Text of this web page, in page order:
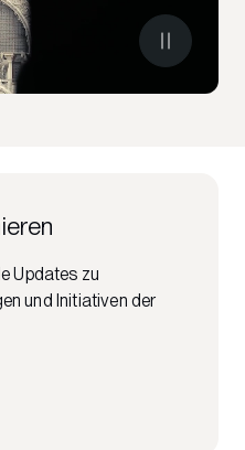
Updates zu
und Initiativen der